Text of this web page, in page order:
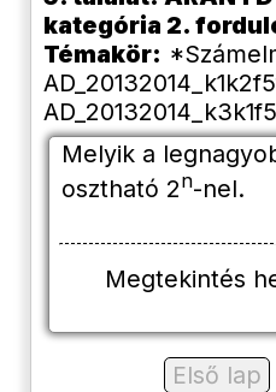
kategória 2.
Témakör:
Melyik a
osztható 2n-nel.
Megtekintés
Első lap